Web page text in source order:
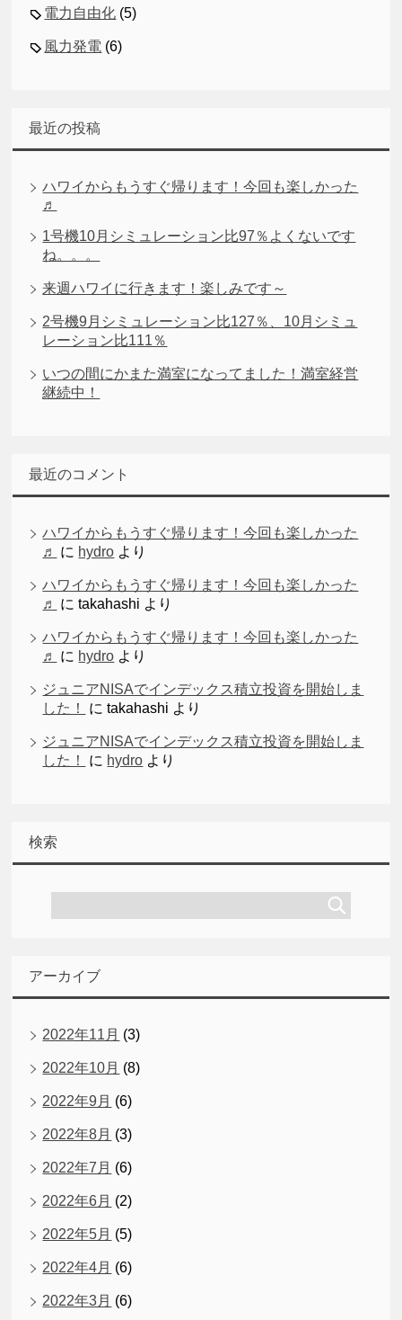
電力自由化 (5)
風力発電 (6)
最近の投稿
ハワイからもうすぐ帰ります！今回も楽しかった
♬
1号機10月シミュレーション比97％よくないです
ね。。。
来週ハワイに行きます！楽しみです～
2号機9月シミュレーション比127％、10月シミュ
レーション比111％
いつの間にかまた満室になってました！満室経営
継続中！
最近のコメント
ハワイからもうすぐ帰ります！今回も楽しかった
♬
に hydro より
ハワイからもうすぐ帰ります！今回も楽しかった
♬
にtakahashi より
ハワイからもうすぐ帰ります！今回も楽しかった
♬
に hydro より
ジュニアNISAでインデックス積立投資を開始しま
した！
にtakahashi より
ジュニアNISAでインデックス積立投資を開始しま
した！
に hydro より
検索
アーカイブ
2022年11月 (3)
2022年10月 (8)
2022年9月 (6)
2022年8月 (3)
2022年7月 (6)
2022年6月 (2)
2022年5月 (5)
2022年4月 (6)
2022年3月 (6)